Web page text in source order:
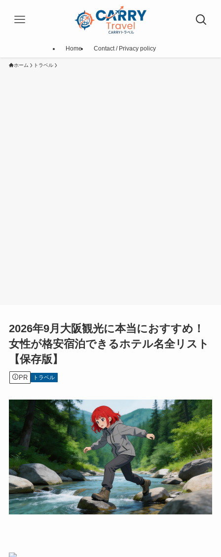
Home Contact / Privacy policy
ホーム トラベル
2026年9月大阪観光に本当におすすめ！
女性が格安宿泊できるホテル名全リスト
【保存版】
PR トラベル